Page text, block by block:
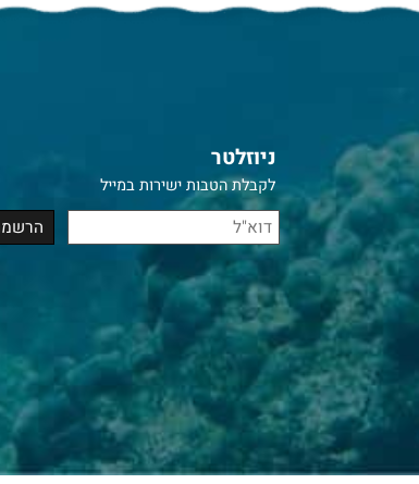
ניוזלטר
לקבלת הטבות ישירות במייל